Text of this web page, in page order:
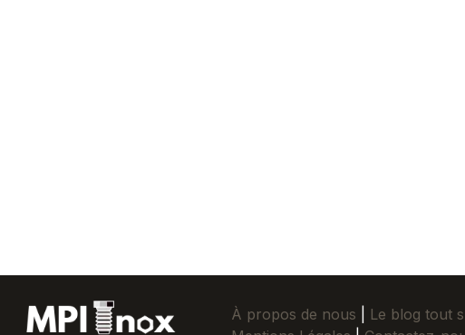
À propos de nous Le blog tout